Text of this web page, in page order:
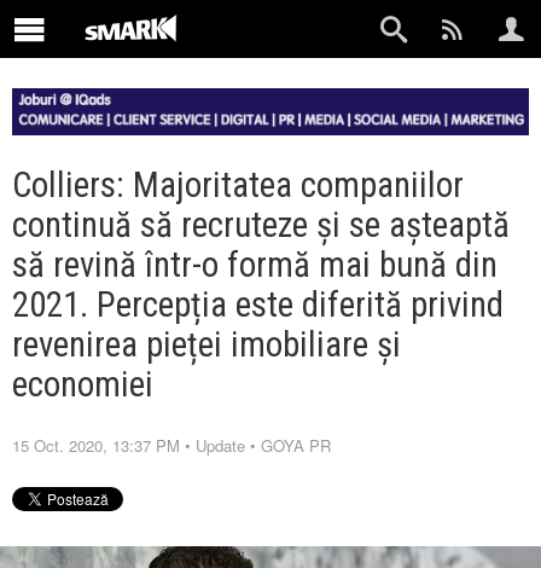
Colliers: Majoritatea companiilor
continuă să recruteze și se așteaptă
să revină într-o formă mai bună din
2021. Percepția este diferită privind
revenirea pieței imobiliare și
economiei
15 Oct. 2020, 13:37 PM • Update • GOYA PR